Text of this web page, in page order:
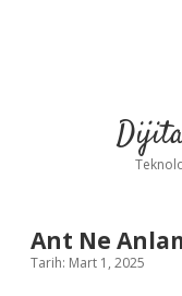
Ant Ne
Tarih: Mart 1, 2025